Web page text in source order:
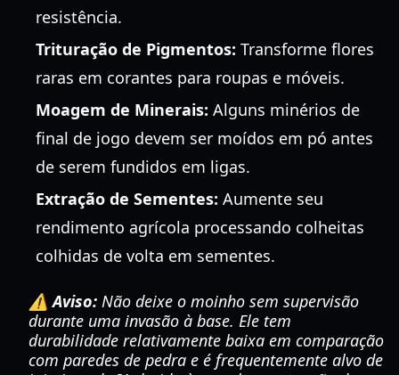
resistência.
Trituração de Pigmentos: Transforme flores
raras em corantes para roupas e móveis.
Moagem de Minerais: Alguns minérios de
final de jogo devem ser moídos em pó antes
de serem fundidos em ligas.
Extração de Sementes: Aumente seu
rendimento agrícola processando colheitas
colhidas de volta em sementes.
⚠️ Aviso: Não deixe o moinho sem supervisão
durante uma invasão à base. Ele tem
durabilidade relativamente baixa em comparação
com paredes de pedra e é frequentemente alvo de